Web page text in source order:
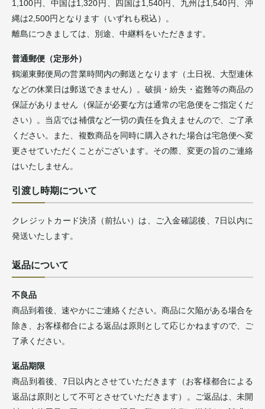
1,100円、中国は1,320円、四国は1,540円、九州は1,540円、沖
縄は2,500円となります（いずれも税込）。
離島につきましては、別途、中継料をいただきます。
普通郵便（定形外）
鶴瀬東郵便局の営業時間内の郵送となります（土日祝、大型連休
などの休業日は郵送できません）。破損・紛失・盗難等の商品の
保証がありません（保証が必要な方は通常の宅急便をご指定くだ
さい）。当店では補償など一切の責任を負えませんので、ご了承
ください。また、複数商品を同時に購入された場合は宅急便へ変
更させていただくことがございます。その際、変更の旨のご連絡
はいたしません。
引渡し時期について
クレジットカード決済（前払い）は、ご入金確認後、7日以内に
発送いたします。
返品について
不良品
商品到着後、速やかにご連絡ください。商品に欠陥がある場合を
除き、お客様都合による返品は原則として応じかねますので、ご
了承ください。
返品期限
商品到着後、7日以内とさせていただきます（お客様都合による
返品は原則として不可とさせていただきます）。ご返品は、未開